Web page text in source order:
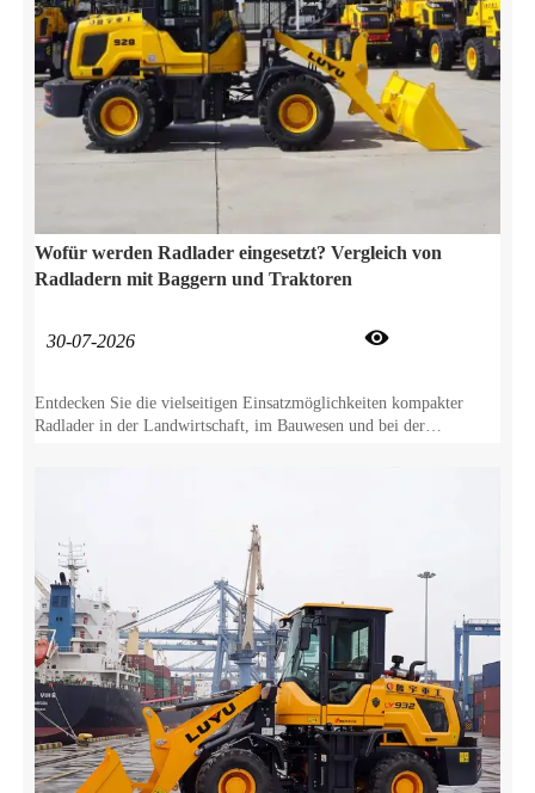
Wofür werden Radlader eingesetzt? Vergleich von
Radladern mit Baggern und Traktoren
30-07-2026 
Entdecken Sie die vielseitigen Einsatzmöglichkeiten kompakter
Radlader in der Landwirtschaft, im Bauwesen und bei der